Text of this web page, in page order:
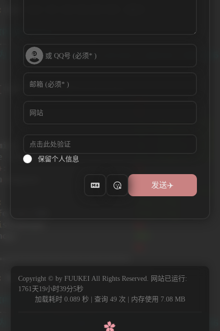
保留个人信息
Copyright © by FUUKEI All Rights Reserved. 网站已运行:
1761天19小时39分6秒
加载耗时 0.089 秒 | 查询 49 次 | 内存使用 7.08 MB